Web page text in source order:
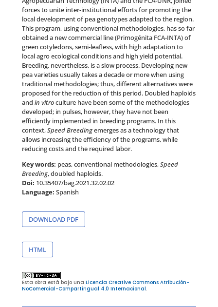
forces to unite inter-institutional efforts for promoting the
local development of pea genotypes adapted to the region.
This program, using conventional methodologies, has so far
obtained a new commercial line (Primogénita FCA-INTA) of
green cotyledons, semi-leafless, with high adaptation to
local agro ecological conditions and high yield potential.
Breeding, nevertheless, is a slow process. Developing new
pea varieties usually takes a decade or more when using
traditional methodologies; thus, different alternatives were
proposed for the reduction of this period. Doubled haploids
and in vitroculture have been some of the methodologies
developed; in pulses, however, they have not been
efficiently implemented in breeding programs. In this
context,Speed Breedingemerges as a technology that
allows increasing the efficiency of the programs, while
reducing costs and the required labor.
Key words: peas, conventional methodologies,Speed
Breeding, doubled haploids.
Doi: 10.35407/bag.2021.32.02.02
Language: Spanish
DOWNLOAD PDF
HTML
Esta obra está bajo una Licencia Creative Commons Atribución-
NoComercial-CompartirIgual 4.0 Internacional.